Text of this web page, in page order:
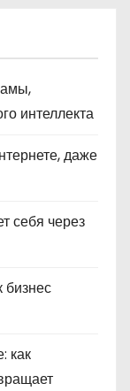
интеллекта
даже
себя через
бизнес
как